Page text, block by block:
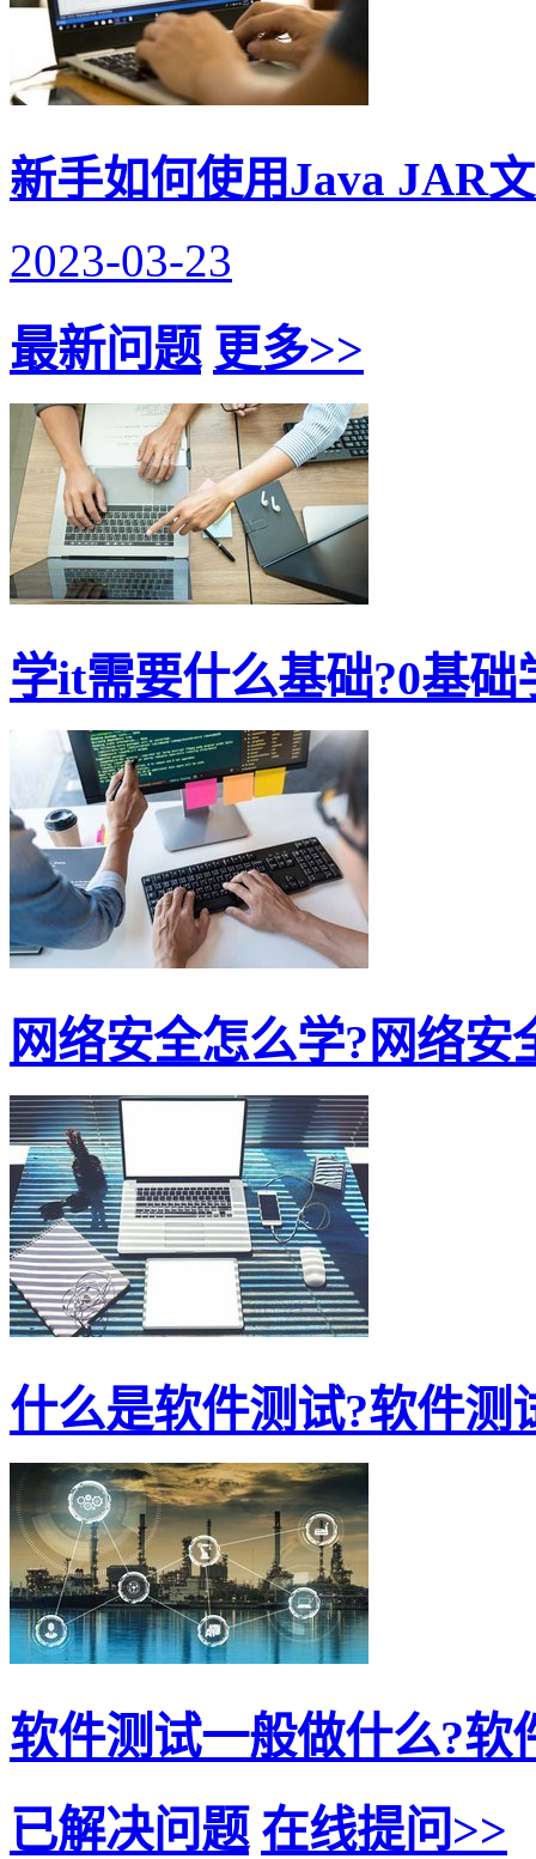
新手如何使用Java JAR
2023-03-23
最新问题 更多>>
学it需要什么基础?0基础
网络安全怎么学?网络安
什么是软件测试?软件测
软件测试一般做什么?软
已解决问题 在线提问>>